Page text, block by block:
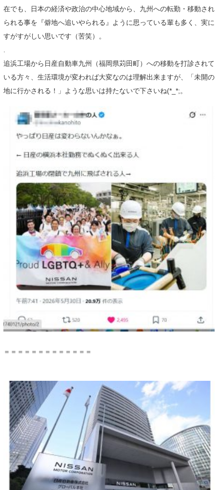
在でも、日本の経済や政治の中心地域から、九州への転勤・移動され
られる事を『僻地へ追いやられる』ように思っている輩も多く、実に
すがすがしい思いです（苦笑）。
追浜工場から日産自動車九州（福岡県苅田町）への移動を打診されて
いる方々、生活環境が変われば大変なのは理解出来ますが、「未開の
地に行かされる！」ような思いは持たないで下さいね(*_*;。
＝＝＝＝＝＝＝＝＝＝＝＝＝